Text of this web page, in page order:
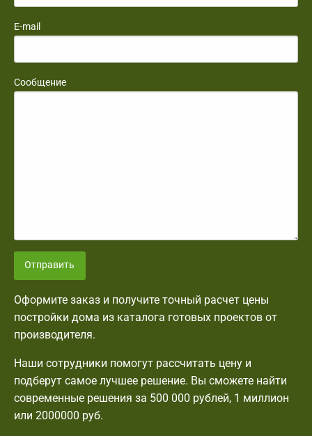
E-mail
Сообщение
Отправить
Оформите заказ и получите точный расчет цены
постройки дома из каталога готовых проектов от
производителя.
Наши сотрудники помогут рассчитать цену и
подберут самое лучшее решение. Вы сможете найти
современные решения за 500 000 рублей, 1 миллион
или 2000000 руб.